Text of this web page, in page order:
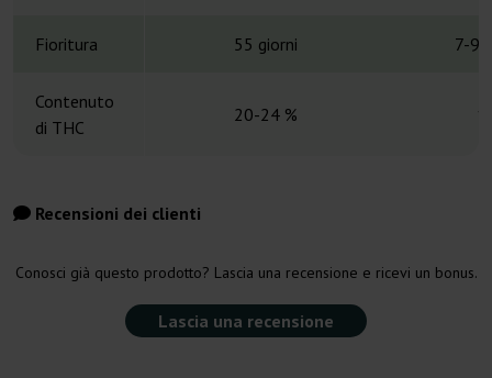
Fioritura 55 giorni 7-9
Contenuto
di THC
20-24 %
Recensioni dei clienti
Conosci già questo prodotto? Lascia una recensione e ricevi un bonus.
Lascia una recensione